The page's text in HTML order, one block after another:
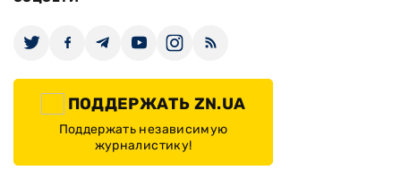
ПОДДЕРЖАТЬ ZN.UA
Поддержать независимую
журналистику!